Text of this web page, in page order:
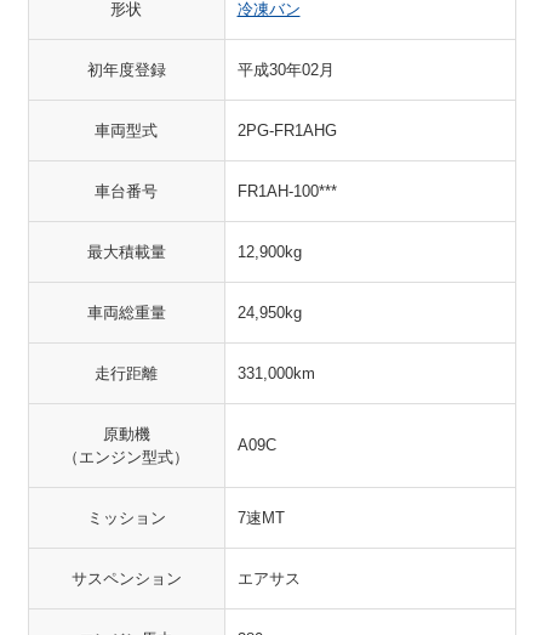
形状 冷凍バン
初年度登録 平成30年02月
車両型式 2PG-FR1AHG
車台番号 FR1AH-100***
最大積載量 12,900kg
車両総重量 24,950kg
走行距離 331,000km
原動機
（エンジン型式）
A09C
ミッション 7速MT
サスペンション エアサス